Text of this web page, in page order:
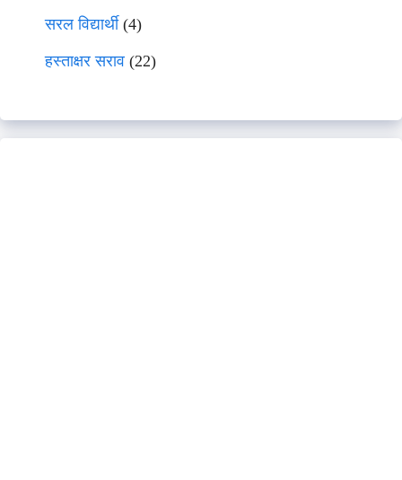
सरल विद्यार्थी(4)
हस्ताक्षर सराव (22)